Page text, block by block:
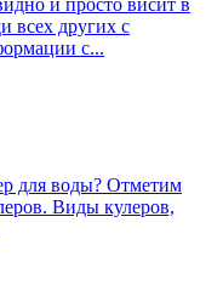
и просто висит в
всех других с
с...
для воды? Отметим
Виды кулеров,